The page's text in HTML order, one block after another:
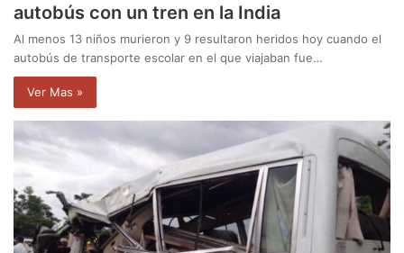
autobús con un tren en la India
Al menos 13 niños murieron y 9 resultaron heridos hoy cuando el
autobús de transporte escolar en el que viajaban fue…
Ver Mas »